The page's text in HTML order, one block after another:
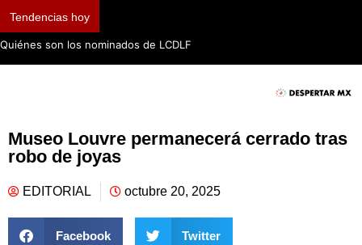
Tendencias hoy
Quiénes son los nominados de LCDLF
Museo Louvre permanecerá cerrado tras
robo de joyas
EDITORIAL octubre 20, 2025
Facebook Twitter